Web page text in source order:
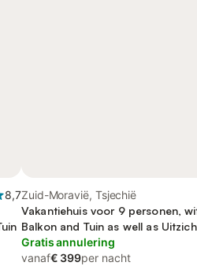
8,7Zuid-Moravië, Tsjechië
Vakantiehuis voor 9 personen,
Balkon and Tuin as well as
het meer
Gratis annulering
vanaf€ 399per nacht